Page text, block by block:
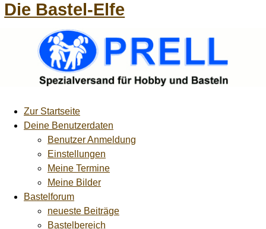
Die Bastel-Elfe
Zur Startseite
Deine Benutzerdaten
Benutzer Anmeldung
Einstellungen
Meine Termine
Meine Bilder
Bastelforum
neueste Beiträge
Bastelbereich